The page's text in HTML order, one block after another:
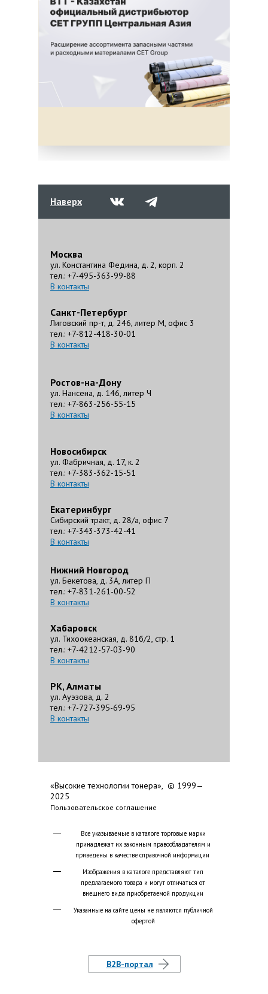
Наверх
Москва
ул. Константина Федина, д. 2, корп. 2
тел.: +7-495-363-99-88
В контакты
Санкт-Петербург
Лиговский пр-т, д. 246, литер М, офис 3
тел.: +7-812-418-30-01
В контакты
Ростов-на-Дону
ул. Нансена, д. 146, литер Ч
тел.: +7-863-256-55-15
В контакты
Новосибирск
ул. Фабричная, д. 17, к. 2
тел.: +7-383-362-15-51
В контакты
Екатеринбург
Сибирский тракт, д. 28/а, офис 7
тел.: +7-343-373-42-41
В контакты
Нижний Новгород
ул. Бекетова, д. 3А, литер П
тел.: +7-831-261-00-52
В контакты
Хабаровск
ул. Тихоокеанская, д. 81б/2, стр. 1
тел.: +7-4212-57-03-90
В контакты
РК, Алматы
ул. Ауэзова, д. 2
тел.: +7-727-395-69-95
В контакты
«Высокие технологии тонера», © 1999—
2025
Пользовательское соглашение
Все указываемые в каталоге торговые марки
принадлежат их законным правообладателям и
приведены в качестве справочной информации
Изображения в каталоге представляют тип
предлагаемого товара и могут отличаться от
внешнего вида приобретаемой продукции
Указанные на сайте цены не являются публичной
офертой
B2B-портал